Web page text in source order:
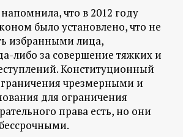
что в 2012 году
было установлено, что не
избранными лица,
либо за совершение тяжких и
Конституционный
чрезмерными и
для ограничения
права есть, но они